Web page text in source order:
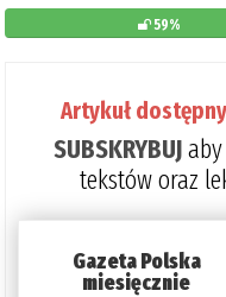
59%
Artykuł
SUBSKRYBUJ
tekstów oraz
Gazeta Polska
miesięcznie